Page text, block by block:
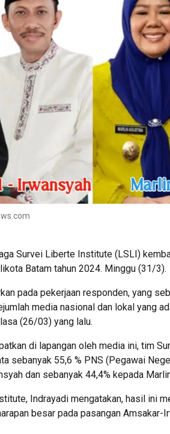
Survei Liberte Institute (LSLI)
Batam tahun 2024. Minggu (31/3).
pada pekerjaan responden, yang
media nasional dan lokal yang
(26/03) yang lalu.
di lapangan oleh media ini, tim
sebanyak 55,6 % PNS (Pegawai
dan sebanyak 44,4% kepada
Indrayadi mengatakan, hasil ini
besar pada pasangan Amsakar-